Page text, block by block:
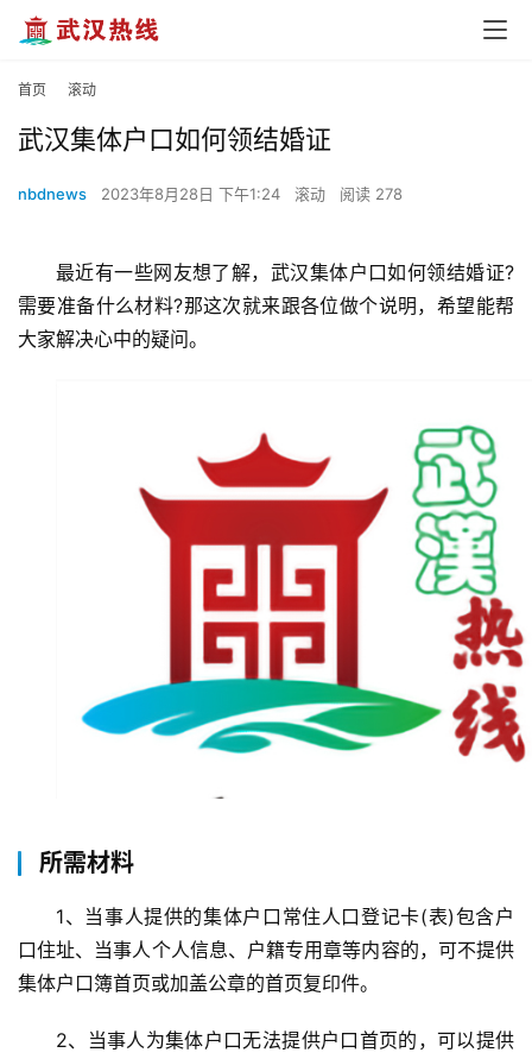
首页 滚动
武汉集体户口如何领结婚证
nbdnews 2023年8月28日 下午1:24 滚动 阅读 278
最近有一些网友想了解，武汉集体户口如何领结婚证?
需要准备什么材料?那这次就来跟各位做个说明，希望能帮
大家解决心中的疑问。
所需材料
1、当事人提供的集体户口常住人口登记卡(表)包含户
口住址、当事人个人信息、户籍专用章等内容的，可不提供
集体户口簿首页或加盖公章的首页复印件。
2、当事人为集体户口无法提供户口首页的，可以提供